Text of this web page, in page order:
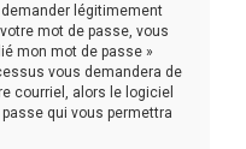
demander légitimement
mot de passe, vous
mon mot de passe »
vous demandera de
courriel, alors le logiciel
qui vous permettra